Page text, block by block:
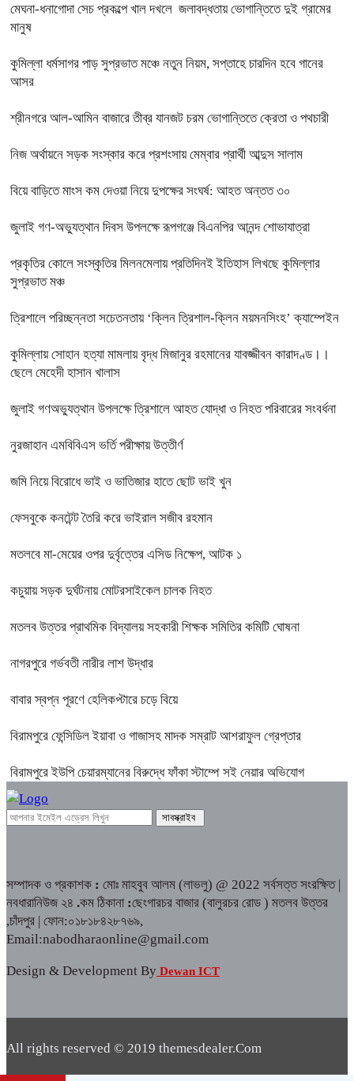
মেঘনা-ধনাগোদা সেচ প্রকল্পে খাল দখলে জলাবদ্ধতায় ভোগান্তিতে দুই গ্রামের
মানুষ
কুমিল্লা ধর্মসাগর পাড় সুপ্রভাত মঞ্চে নতুন নিয়ম, সপ্তাহে চারদিন হবে গানের
আসর
শ্রীনগরে আল-আমিন বাজারে তীব্র যানজট চরম ভোগান্তিতে ক্রেতা ও পথচারী
নিজ অর্থায়নে সড়ক সংস্কার করে প্রশংসায় মেম্বার প্রার্থী আব্দুস সালাম
বিয়ে বাড়িতে মাংস কম দেওয়া নিয়ে দুপক্ষের সংঘর্ষ: আহত অন্তত ৩০ ​
জুলাই গণ-অভ্যুত্থান দিবস উপলক্ষে রূপগঞ্জে বিএনপির আনন্দ শোভাযাত্রা
প্রকৃতির কোলে সংস্কৃতির মিলনমেলায় প্রতিদিনই ইতিহাস লিখছে কুমিল্লার
সুপ্রভাত মঞ্চ
ত্রিশালে পরিচ্ছন্নতা সচেতনতায় ‘ক্লিন ত্রিশাল-ক্লিন ময়মনসিংহ’ ক্যাম্পেইন
কুমিল্লায় সোহান হত্যা মামলায় বৃদ্ধ মিজানুর রহমানের যাবজ্জীবন কারাদণ্ড।।
ছেলে মেহেদী হাসান খালাস
জুলাই গণঅভ্যুত্থান উপলক্ষে ত্রিশালে আহত যোদ্ধা ও নিহত পরিবারের সংবর্ধনা
নুরজাহান এমবিবিএস ভর্তি পরীক্ষায় উত্তীর্ণ
জমি নিয়ে বিরোধে ভাই ও ভাতিজার হাতে ছোট ভাই খুন
ফেসবুকে কনটেন্ট তৈরি করে ভাইরাল সজীব রহমান
মতলবে মা-মেয়ের ওপর দুর্বৃত্তের এসিড নিক্ষেপ, আটক ১
কচুয়ায় সড়ক দুর্ঘটনায় মোটরসাইকেল চালক নিহত
মতলব উত্তর প্রাথমিক বিদ্যালয় সহকারী শিক্ষক সমিতির কমিটি ঘোষনা
নাগরপুরে গর্ভবতী নারীর লাশ উদ্ধার
বাবার স্বপ্ন পূরণে হেলিকপ্টারে চড়ে বিয়ে
বিরামপুরে ফেন্সিডিল ইয়াবা ও গাজাসহ মাদক সম্রাট আশরাফুল গ্রেপ্তার
বিরামপুরে ইউপি চেয়ারম্যানের বিরুদ্ধে ফাঁকা স্টাম্পে সই নেয়ার অভিযোগ
সম্পাদক ও প্রকাশক : মোঃ মাহবুব আলম (লাভলু) @ 2022 সর্বসত্ত সংরক্ষিত |
নবধারানিউজ ২৪ .কম ঠিকানা :ছেংগারচর বাজার (বালুরচর রোড ) মতলব উত্তর
,চাঁদপুর | ফোন:০১৮১৮৪২৮৭৬৯,
Email:nabodharaonline@gmail.com
Design & Development By Dewan ICT
All rights reserved © 2019 themesdealer.Com